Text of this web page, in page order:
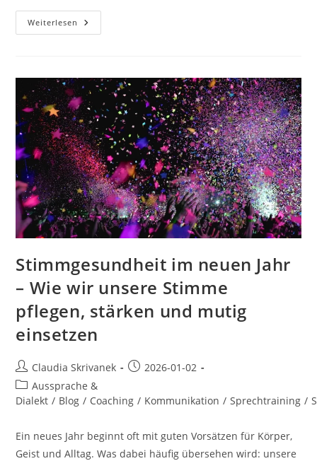
Weiterlesen Frühling
In
Atem,
Körper
Und
Klang
Zusammenfinden
Stimmgesundheit im neuen Jahr
– Wie wir unsere Stimme
pflegen, stärken und mutig
einsetzen
Beitrags-
Autor:
Claudia Skrivanek
Beitrag2026-01-02
Beitrags-
Kategorie:
Aussprache &
Dialekt / Blog / Coaching / Kommunikation / Sprechtraining /
Ein neues Jahr beginnt oft mit guten Vorsätzen für Körper,
Geist und Alltag. Was dabei häufig übersehen wird: unsere